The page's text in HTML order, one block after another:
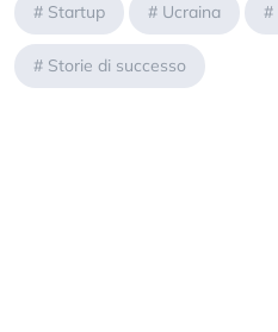
# Startup # Ucraina #
# Storie di successo